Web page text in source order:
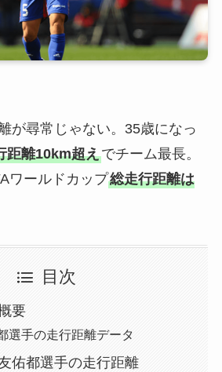
が尋常じゃない。35歳になっ
距離10km超えでチーム最長。
ワールドカップ総走行距離は
目次
要
選手の走行距離データ
佑都選手の走行距離